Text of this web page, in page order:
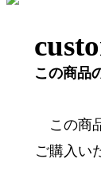
この商品
この商
ご購入い